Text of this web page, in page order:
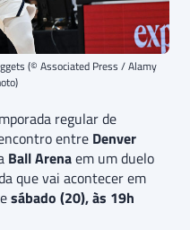
(© Associated Press / Alamy
regular de
entre Denver
Ball Arenaem um duelo
que vai acontecer em
sábado (20), às 19h